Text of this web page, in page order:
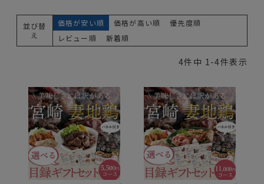
並び替
え
価格が安い順 価格が高い順
優先度順
レビュー順
新着順
4件中 1-4件表示